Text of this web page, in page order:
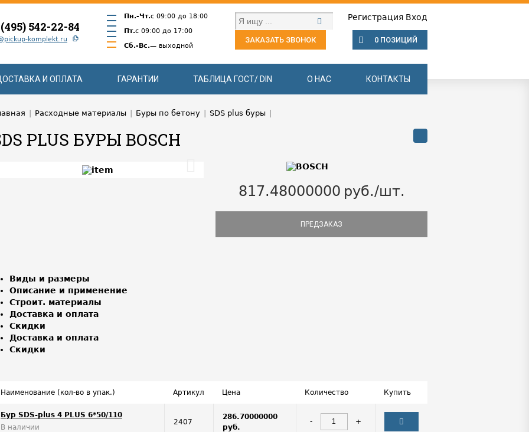
542-22-84
komplekt.ru
Пн.-Чт.с 09:00 до 18:00
Пт.с 09:00 до 17:00
Сб.-Вс.— выходной
Регистрация Вход
ЗАКАЗАТЬ ЗВОНОК 0 ПОЗИЦИЙ
И ОПЛАТА ГАРАНТИИ ТАБЛИЦА ГОСТ/ DIN О НАС КОНТАКТЫ
Расходные материалы Буры по бетону SDS plus буры
PLUS БУРЫ BOSCH
817.48000000 руб./шт.
ПРЕДЗАКАЗ
Виды и размеры
Описание и применение
Строит. материалы
Доставка и оплата
Скидки
Доставка и оплата
Скидки
Наименование (кол-во в упак.) Артикул Цена Количество Купить
Бур SDS-plus 4 PLUS 6*50/110
В наличии
2407
286.70000000
руб.
- +